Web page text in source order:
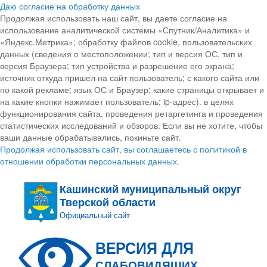
Даю согласие на обработку данных
Продолжая использовать наш сайт, вы даете согласие на
использование аналитической системы «Спутник/Аналитика» и
«Яндекс.Метрика»; обработку файлов cookie, пользовательских
данных (сведения о местоположении; тип и версия ОС, тип и
версия Браузера; тип устройства и разрешение его экрана;
источник откуда пришел на сайт пользователь; с какого сайта или
по какой рекламе; язык ОС и Браузер; какие страницы открывает и
на какие кнопки нажимает пользователь; ip-адрес). в целях
функционирования сайта, проведения ретаргетинга и проведения
статистических исследований и обзоров. Если вы не хотите, чтобы
ваши данные обрабатывались, покиньте сайт.
Продолжая использовать сайт, вы соглашаетесь с политикой в
отношении обработки персональных данных.